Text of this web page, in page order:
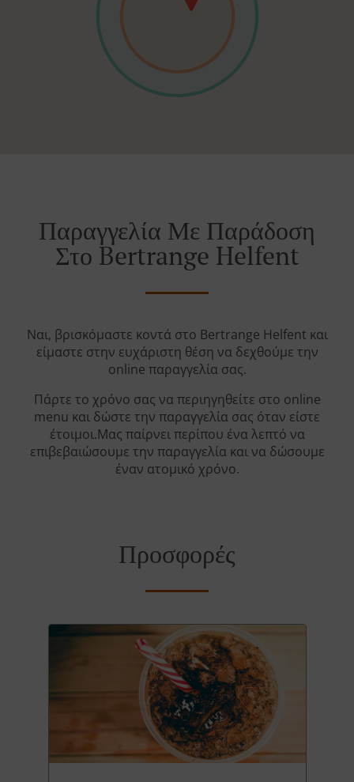
Παραγγελία Με Παράδοση
Στο Bertrange Helfent
Ναι, βρισκόμαστε κοντά στο Bertrange Helfent και
είμαστε στην ευχάριστη θέση να δεχθούμε την
online παραγγελία σας.
Πάρτε το χρόνο σας να περιηγηθείτε στο online
menu και δώστε την παραγγελία σας όταν είστε
έτοιμοι.Μας παίρνει περίπου ένα λεπτό να
επιβεβαιώσουμε την παραγγελία και να δώσουμε
έναν ατομικό χρόνο.
Προσφορές